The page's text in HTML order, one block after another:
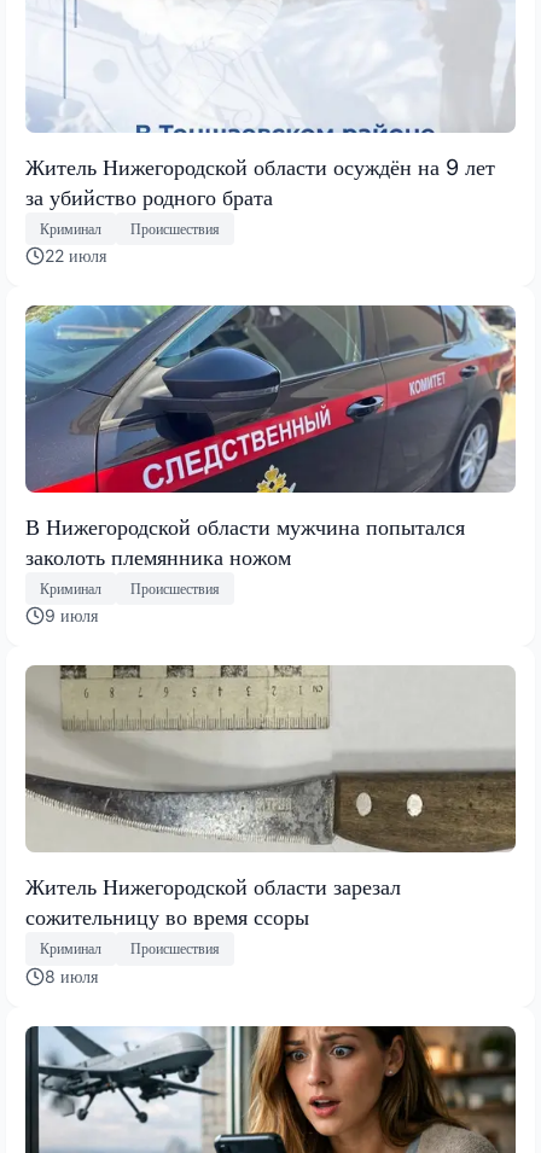
Житель Нижегородской области осуждён на 9 лет
за убийство родного брата
Криминал Происшествия
22 июля
В Нижегородской области мужчина попытался
заколоть племянника ножом
Криминал Происшествия
9 июля
Житель Нижегородской области зарезал
сожительницу во время ссоры
Криминал Происшествия
8 июля